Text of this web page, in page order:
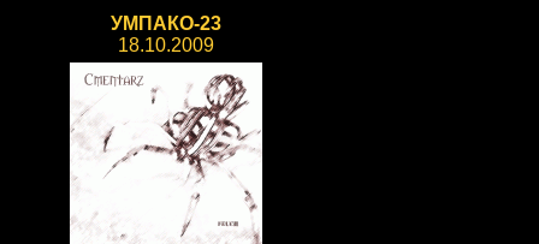
УМПАКО-23
18.10.2009